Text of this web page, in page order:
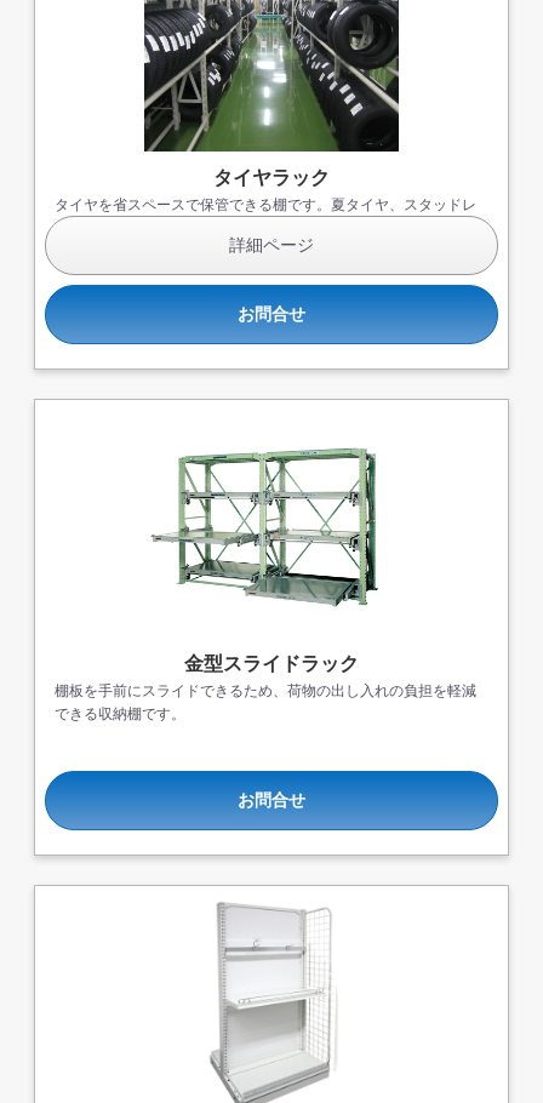
タイヤラック
タイヤを省スペースで保管できる棚です。夏タイヤ、スタッドレ
スタイヤ、使用しないタイヤなどを効率的に保管できます。
詳細ページ
お問合せ
金型スライドラック
棚板を手前にスライドできるため、荷物の出し入れの負担を軽減
できる収納棚です。
お問合せ
カートへ進む
無料お見積する
お買い物を続ける